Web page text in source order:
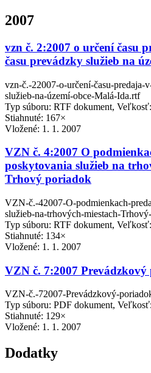
2007
vzn č. 2:2007 o určení času
času prevádzky služieb na
vzn-č.-22007-o-určení-času-predaja-
služieb-na-území-obce-Malá-Ida.rtf
Typ súboru: RTF dokument,
Stiahnuté: 167×
Vložené: 1. 1. 2007
VZN č. 4:2007 O
poskytovania služieb na
Trhový poriadok
VZN-č.-42007-O-podmienkach-
služieb-na-trhových-miestach-
Typ súboru: RTF dokument,
Stiahnuté: 134×
Vložené: 1. 1. 2007
VZN č. 7:2007
VZN-č.-72007-Prevádzkový-
Typ súboru: PDF dokument,
Stiahnuté: 129×
Vložené: 1. 1. 2007
Dodatky